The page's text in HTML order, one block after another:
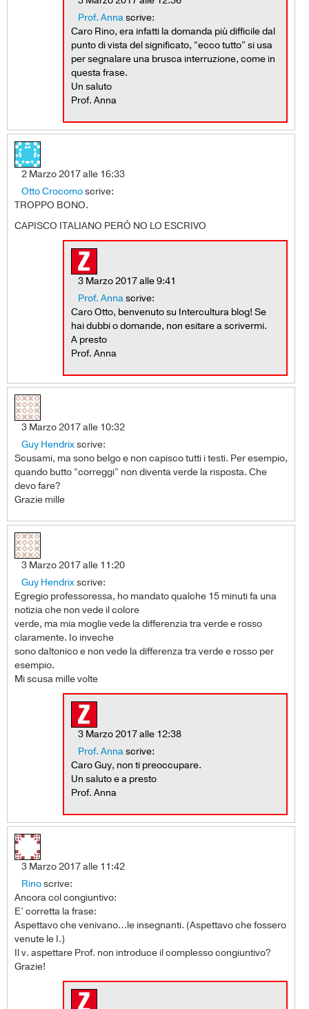
Prof. Annascrive:
Caro Rino, era infatti la domanda più difficile dal
punto di vista del significato, “ecco tutto” si usa
per segnalare una brusca interruzione, come in
questa frase.
Un saluto
Prof. Anna
2 Marzo 2017 alle 16:33
Otto Crocomoscrive:
TROPPO BONO.
CAPISCO ITALIANO PERÓ NO LO ESCRIVO
3 Marzo 2017 alle 9:41
Prof. Annascrive:
Caro Otto, benvenuto su Intercultura blog! Se
hai dubbi o domande, non esitare a scrivermi.
A presto
Prof. Anna
3 Marzo 2017 alle 10:32
Guy Hendrixscrive:
Scusami, ma sono belgo e non capisco tutti i testi. Per esempio,
quando butto “correggi” non diventa verde la risposta. Che
devo fare?
Grazie mille
3 Marzo 2017 alle 11:20
Guy Hendrixscrive:
Egregio professoressa, ho mandato qualche 15 minuti fa una
notizia che non vede il colore
verde, ma mia moglie vede la differenzia tra verde e rosso
claramente. Io inveche
sono daltonico e non vede la differenza tra verde e rosso per
esempio.
Mi scusa mille volte
3 Marzo 2017 alle 12:38
Prof. Annascrive:
Caro Guy, non ti preoccupare.
Un saluto e a presto
Prof. Anna
3 Marzo 2017 alle 11:42
Rinoscrive:
Ancora col congiuntivo:
E’ corretta la frase:
Aspettavo che venivano…le insegnanti. (Aspettavo che fossero
venute le I.)
Il v. aspettare Prof. non introduce il complesso congiuntivo?
Grazie!